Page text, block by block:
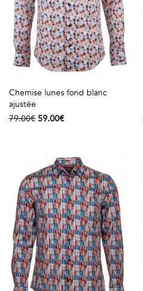
Chemise lunes fond blanc
ajustée
79.00€ 59.00€